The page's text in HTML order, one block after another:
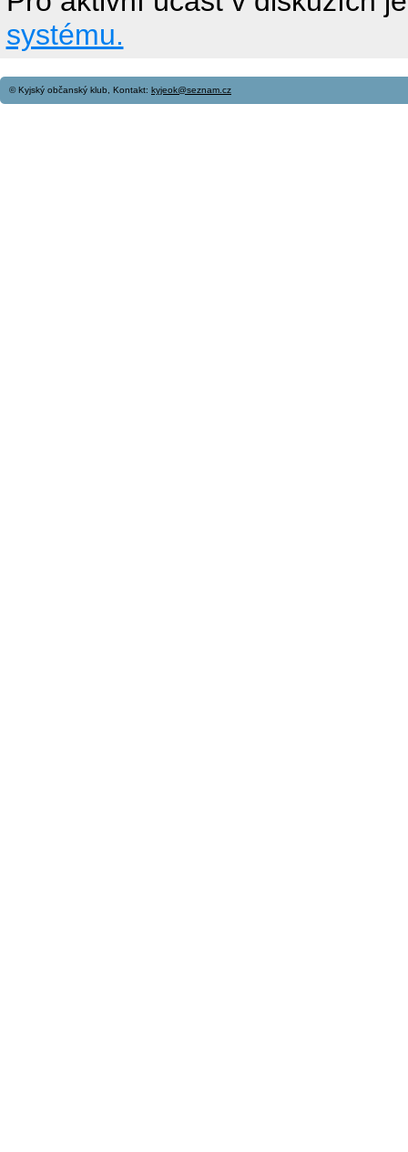
systému.
© Kyjský občanský klub, Kontakt: kyjeok@seznam.cz